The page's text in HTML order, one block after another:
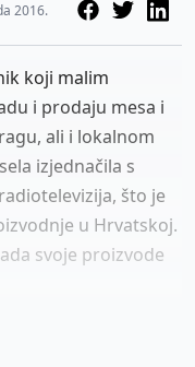
2016.
koji malim
i prodaju mesa i
ali i lokalnom
izjednačila s
što je
u Hrvatskoj.
svoje proizvode